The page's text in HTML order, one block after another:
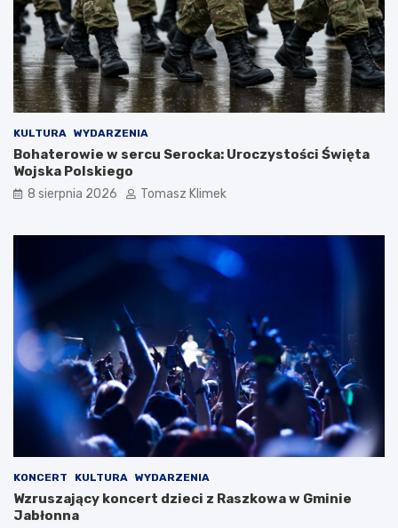
KULTURA WYDARZENIA
Bohaterowie w sercu Serocka: Uroczystości Święta
Wojska Polskiego
8 sierpnia 2026 Tomasz Klimek
KONCERT KULTURA WYDARZENIA
Wzruszający koncert dzieci z Raszkowa w Gminie
Jabłonna